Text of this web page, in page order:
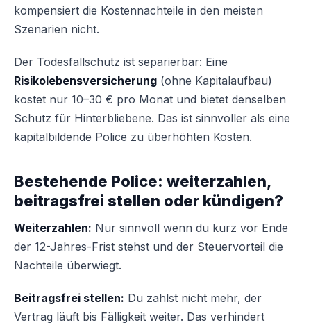
kompensiert die Kostennachteile in den meisten
Szenarien nicht.
Der Todesfallschutz ist separierbar: Eine
Risikolebensversicherung (ohne Kapitalaufbau)
kostet nur 10–30 € pro Monat und bietet denselben
Schutz für Hinterbliebene. Das ist sinnvoller als eine
kapitalbildende Police zu überhöhten Kosten.
Bestehende Police: weiterzahlen,
beitragsfrei stellen oder kündigen?
Weiterzahlen: Nur sinnvoll wenn du kurz vor Ende
der 12-Jahres-Frist stehst und der Steuervorteil die
Nachteile überwiegt.
Beitragsfrei stellen: Du zahlst nicht mehr, der
Vertrag läuft bis Fälligkeit weiter. Das verhindert